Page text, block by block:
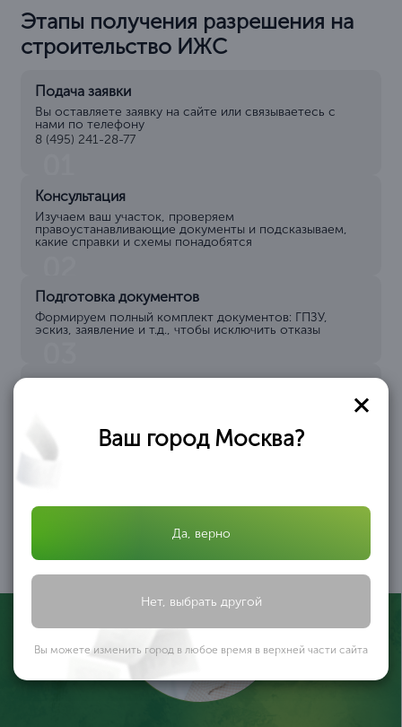
Этапы получения разрешения на
строительство ИЖС
Подача заявки
Вы оставляете заявку на сайте или связываетесь с
нами по телефону
8 (495) 241-28-77
Консультация
Изучаем ваш участок, проверяем
правоустанавливающие документы и подсказываем,
какие справки и схемы понадобятся
Подготовка документов
Формируем полный комплект документов: ГПЗУ,
эскиз, заявление и т.д., чтобы исключить отказы
Подаём документы в соответствующий орган власти и
04
05
Ваш город Москва?
Да, верно
Нет, выбрать другой
Вы можете изменить город в любое время в верхней части сайта